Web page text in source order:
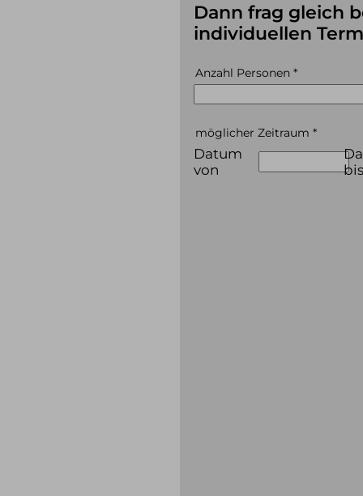
Dann frag gleich
individuellen
Anzahl Personen *
möglicher Zeitraum *
Datum
von
bis